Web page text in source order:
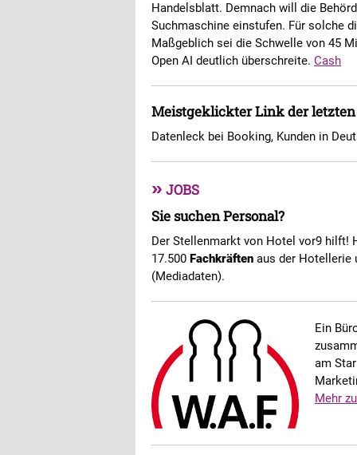
Handelsblatt. Demnach will die
Suchmaschine einstufen. Für solche
Maßgeblich sei die Schwelle von 45
Open AI deutlich überschreite. Cash
Meistgeklickter Link der letzten
Datenleck bei Booking, Kunden in
» JOBS
Sie suchen Personal?
Der Stellenmarkt von Hotel vor9 hilft!
17.500 Fachkräften aus der Hotellerie
(Mediadaten).
Ein
am
Mehr